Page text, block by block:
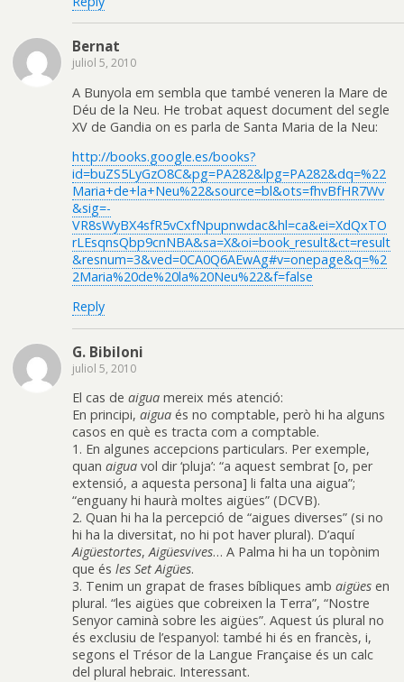
Bernat
juliol 5, 2010
A Bunyola em sembla que també veneren la Mare de
Déu de la Neu. He trobat aquest document del segle
XV de Gandia on es parla de Santa Maria de la Neu:
http://books.google.es/books?
id=buZS5LyGzO8C&pg=PA282&lpg=PA282&dq=%22
Maria+de+la+Neu%22&source=bl&ots=fhvBfHR7Wv
&sig=-
VR8sWyBX4sfR5vCxfNpupnwdac&hl=ca&ei=XdQxTO
rLEsqnsQbp9cnNBA&sa=X&oi=book_result&ct=result
&resnum=3&ved=0CA0Q6AEwAg#v=onepage&q=%2
2Maria%20de%20la%20Neu%22&f=false
Reply
G. Bibiloni
juliol 5, 2010
El cas de aigua mereix més atenció:
En principi, aigua és no comptable, però hi ha alguns
casos en què es tracta com a comptable.
1. En algunes accepcions particulars. Per exemple,
quan aigua vol dir ‘pluja’: “a aquest sembrat [o, per
extensió, a aquesta persona] li falta una aigua”;
“enguany hi haurà moltes aigües” (DCVB).
2. Quan hi ha la percepció de “aigues diverses” (si no
hi ha la diversitat, no hi pot haver plural). D’aquí
Aigüestortes,Aigüesvives… A Palma hi ha un topònim
que és les Set Aigües.
3. Tenim un grapat de frases bíbliques amb aigües en
plural. “les aigües que cobreixen la Terra”, “Nostre
Senyor caminà sobre les aigües”. Aquest ús plural no
és exclusiu de l’espanyol: també hi és en francès, i,
segons el Trésor de la Langue Française és un calc
del plural hebraic. Interessant.